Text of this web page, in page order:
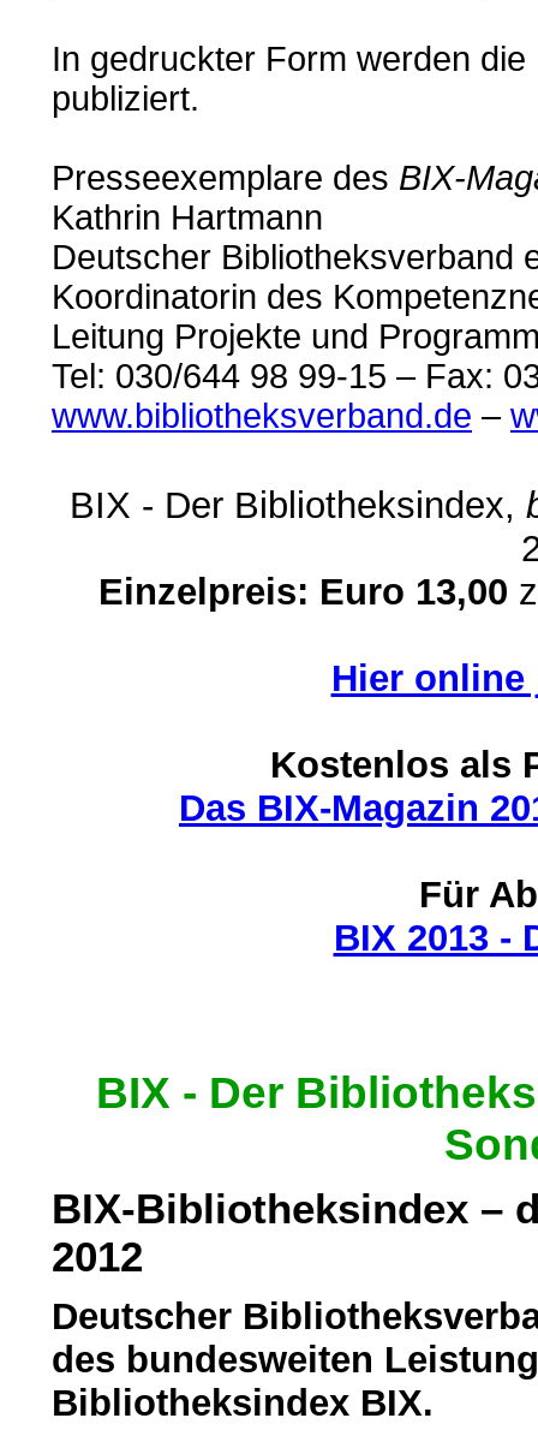
In gedruckter Form werden
publiziert.
Presseexemplare des BIX-
Kathrin Hartmann
Deutscher Bibliotheksverband
Koordinatorin des
Leitung Projekte und
Tel: 030/644 98 99-15 – Fax:
www.bibliotheksverband.de –
BIX - Der Bibliotheksindex,
Einzelpreis: Euro 13,00
Hier online
Kostenlos als
Das BIX-Magazin
Für
BIX 2013 -
BIX - Der
BIX-Bibliotheksindex –
2012
Deutscher
des bundesweiten
Bibliotheksindex BIX.